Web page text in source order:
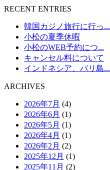
RECENT ENTRIES
韓国カジノ旅行に行っ...
小松の夏季休暇
小松のWEB予約につ...
キャンセル料について
インドネシア、バリ島...
ARCHIVES
2026年7月 (4)
2026年6月 (1)
2026年5月 (1)
2026年4月 (1)
2026年2月 (2)
2025年12月 (1)
2025年11月 (2)